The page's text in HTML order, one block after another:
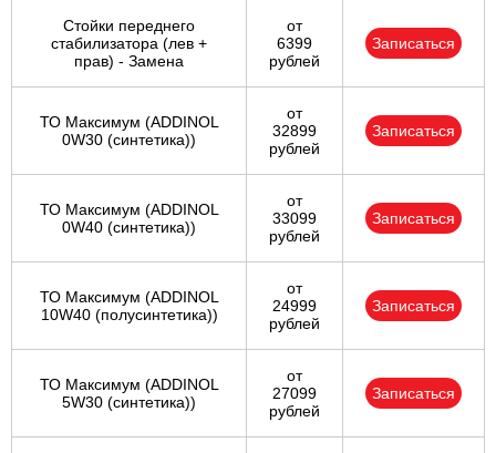
Стойки переднего
стабилизатора (лев +
прав) - Замена
от
6399
рублей
Записаться
ТО Максимум (ADDINOL
0W30 (синтетика))
от
32899
рублей
Записаться
ТО Максимум (ADDINOL
0W40 (синтетика))
от
33099
рублей
Записаться
ТО Максимум (ADDINOL
10W40 (полусинтетика))
от
24999
рублей
Записаться
ТО Максимум (ADDINOL
5W30 (синтетика))
от
27099
рублей
Записаться